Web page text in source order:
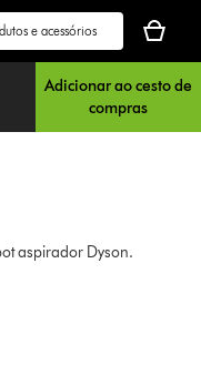
seu
cesto
de
compras
está
Adicionar ao cesto de
compras
aspirador Dyson.